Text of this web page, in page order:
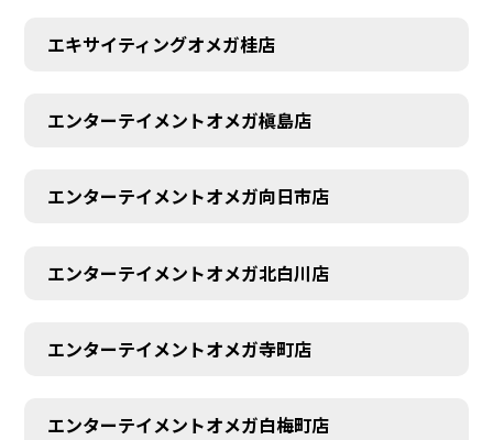
エキサイティングオメガ桂店
エンターテイメントオメガ槇島店
エンターテイメントオメガ向日市店
エンターテイメントオメガ北白川店
エンターテイメントオメガ寺町店
エンターテイメントオメガ白梅町店